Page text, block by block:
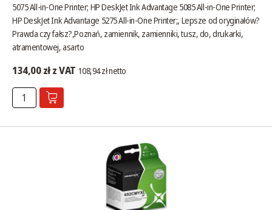
5075 All-in-One Printer; HP DeskJet Ink Advantage 5085 All-in-One Printer;
HP DeskJet Ink Advantage 5275 All-in-One Printer;, Lepsze od oryginałów?
Prawda czy fałsz?,Poznań, zamiennik, zamienniki, tusz, do, drukarki,
atramentowej, asarto
134,00 zł z VAT 108,94 zł netto